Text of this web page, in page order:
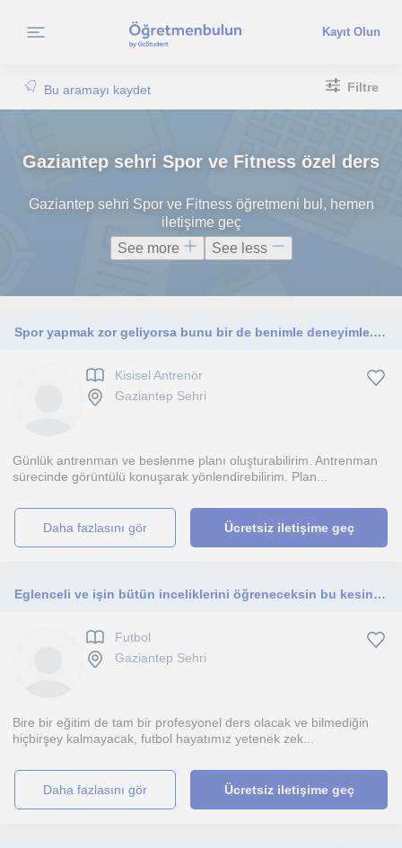
Kayıt Olun
Bu aramayı kaydet Filtre
Gaziantep sehri Spor ve Fitness özel ders
Gaziantep sehri Spor ve Fitness öğretmeni bul, hemen
iletişime geç
See more
See less
Spor yapmak zor geliyorsa bunu bir de benimle deneyimle. Birlikte eğlenelim
Kisisel Antrenör
Gaziantep Sehri
Günlük antrenman ve beslenme planı oluşturabilirim. Antrenman
sürecinde görüntülü konuşarak yönlendirebilirim. Plan...
daha fazlasını gör Ücretsiz iletişime geç
Eglenceli ve işin bütün inceliklerini öğreneceksin bu kesin bilgi.
Futbol
Gaziantep Sehri
Bire bir eğitim de tam bir profesyonel ders olacak ve bilmediğin
hiçbirşey kalmayacak, futbol hayatımız yetenek zek...
daha fazlasını gör Ücretsiz iletişime geç